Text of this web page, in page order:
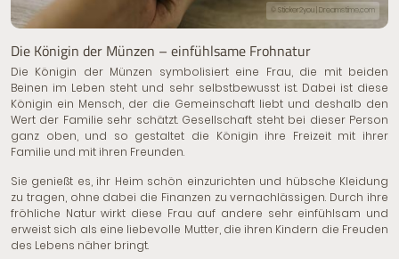
© Sticker2you | Dreamstime.com
Die Königin der Münzen – einfühlsame Frohnatur
Die Königin der Münzen symbolisiert eine Frau, die mit beiden
Beinen im Leben steht und sehr selbstbewusst ist. Dabei ist diese
Königin ein Mensch, der die Gemeinschaft liebt und deshalb den
Wert der Familie sehr schätzt. Gesellschaft steht bei dieser Person
ganz oben, und so gestaltet die Königin ihre Freizeit mit ihrer
Familie und mit ihren Freunden.
Sie genießt es, ihr Heim schön einzurichten und hübsche Kleidung
zu tragen, ohne dabei die Finanzen zu vernachlässigen. Durch ihre
fröhliche Natur wirkt diese Frau auf andere sehr einfühlsam und
erweist sich als eine liebevolle Mutter, die ihren Kindern die Freuden
des Lebens näher bringt.